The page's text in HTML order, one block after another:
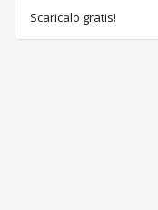
Scaricalo gratis!